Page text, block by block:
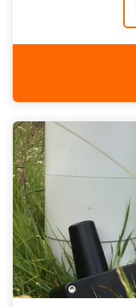
Por favor
de nuestro